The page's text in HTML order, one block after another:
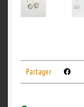
Partager